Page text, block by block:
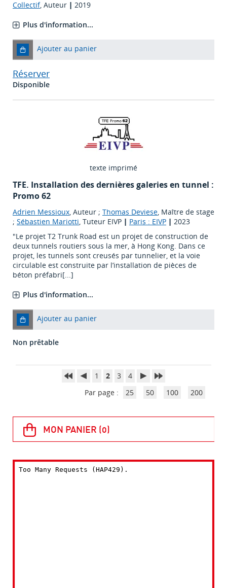
Collectif, Auteur | 2019
Plus d'information...
Ajouter au panier
Réserver
Disponible
texte imprimé
TFE. Installation des dernières galeries en tunnel :
Promo 62
Adrien Messioux, Auteur ; Thomas Deviese, Maître de stage
; Sébastien Mariotti, Tuteur EIVP | Paris : EIVP | 2023
"Le projet T2 Trunk Road est un projet de construction de
deux tunnels routiers sous la mer, à Hong Kong. Dans ce
projet, les tunnels sont creusés par tunnelier, et la voie
circulable est construite par l’installation de pièces de
béton préfabri[...]
Plus d'information...
Ajouter au panier
Non prêtable
1 2 3
4
Par page :
25 50 100 200